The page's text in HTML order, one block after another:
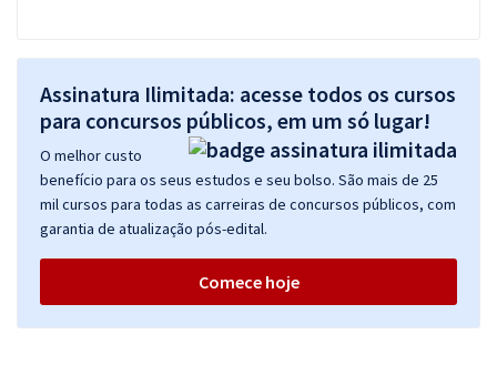
Assinatura Ilimitada: acesse todos os cursos
para concursos públicos, em um só lugar!
O melhor custo
benefício para os seus estudos e seu bolso. São mais de 25
mil cursos para todas as carreiras de concursos públicos, com
garantia de atualização pós-edital.
Comece hoje